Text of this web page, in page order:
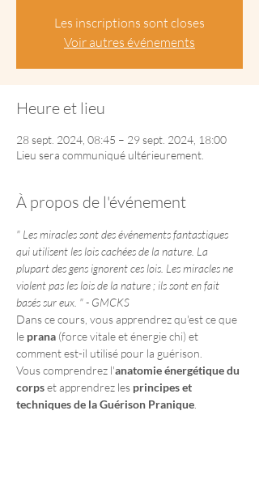
Les inscriptions sont closes
Voir autres événements
Heure et lieu
28 sept. 2024, 08:45 – 29 sept. 2024, 18:00
Lieu sera communiqué ultérieurement.
À propos de l'événement
" Les miracles sont des événements fantastiques
qui utilisent les lois cachées de la nature. La
plupart des gens ignorent ces lois. Les miracles ne
violent pas les lois de la nature ; ils sont en fait
basés sur eux. " - GMCKS
Dans ce cours, vous apprendrez qu'est ce que
le prana (force vitale et énergie chi) et
comment est-il utilisé pour la guérison.
Vous comprendrez l'anatomie énergétique du
corps et apprendrez les principes et
techniques de la Guérison Pranique